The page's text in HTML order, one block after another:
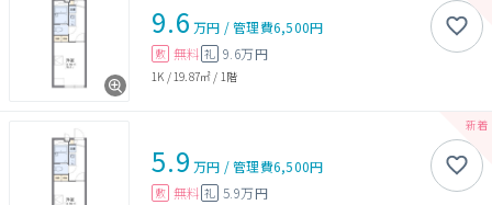
9.6 万円 /管理費6,500円
敷 無料 礼 9.6万円
1K / 19.87㎡ / 1階
5.9 万円 /管理費6,500円
敷 無料 礼 5.9万円